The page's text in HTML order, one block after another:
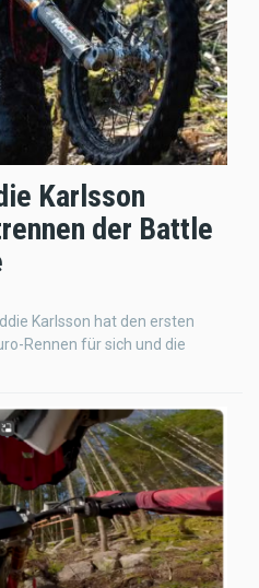
Karlsson
der Battle
Karlsson hat den ersten
Rennen für sich und die